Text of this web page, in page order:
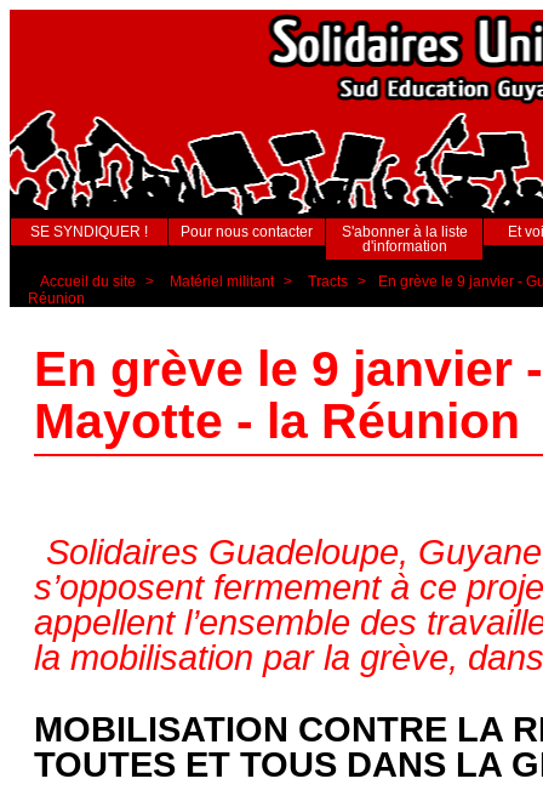
SE SYNDIQUER ! Pour nous contacter
S'abonner à la liste
d'information
Et
Accueil du site > Matériel militant > Tracts >
En grève le 9 janvier -
Réunion
En grève le 9 janvier
Mayotte - la Réunion
Solidaires Guadeloupe,
s’opposent fermement à ce
appellent l’ensemble des
la mobilisation par la grève,
MOBILISATION CONTRE LA
TOUTES ET TOUS DANS LA